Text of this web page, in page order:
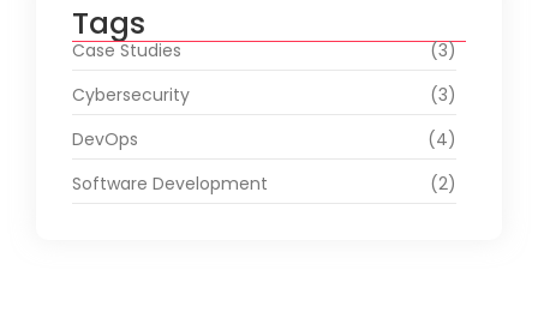
Tags
Case Studies
(3)
Cybersecurity
(3)
DevOps
(4)
Software Development
(2)